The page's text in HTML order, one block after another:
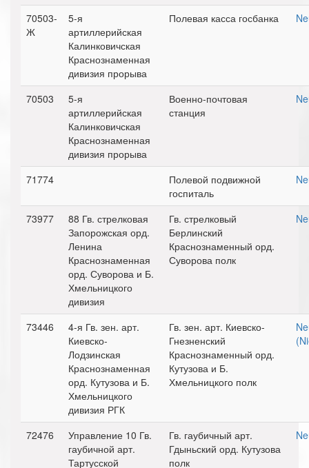
70503-
Ж
5-я
артиллерийская
Калинковичская
Краснознаменная
дивизия прорыва
Полевая касса госбанка
70503
5-я
артиллерийская
Калинковичская
Краснознаменная
дивизия прорыва
Военно-почтовая
станция
71774
Полевой подвижной
госпиталь
73977
88 Гв. стрелковая
Запорожская орд.
Ленина
Краснознаменная
орд. Суворова и Б.
Хмельницкого
дивизия
Гв. стрелковый
Берлинский
Краснознаменный орд.
Суворова полк
73446
4-я Гв. зен. арт.
Киевско-
Лодзинская
Краснознаменная
орд. Кутузова и Б.
Хмельницкого
дивизия РГК
Гв. зен. арт. Киевско-
Гнезненский
Краснознаменный орд.
Кутузова и Б.
Хмельницкого полк
72476
Управление 10 Гв.
гаубичной арт.
Тартусской
Гв. гаубичный арт.
Гдыньский орд. Кутузова
полк